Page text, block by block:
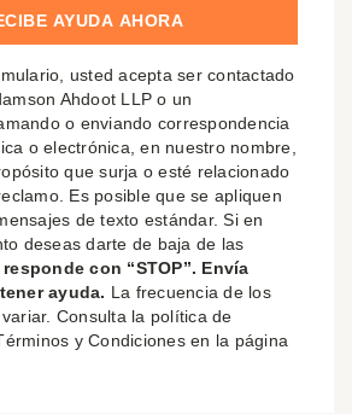
usted acepta ser contactado
Ahdoot LLP o un
o enviando correspondencia
o electrónica, en nuestro nombre,
que surja o esté relacionado
Es posible que se apliquen
de texto estándar. Si en
deseas darte de baja de las
responde con “STOP”. Envía
ayuda. La frecuencia de los
Consulta la política de
y Condiciones en la página